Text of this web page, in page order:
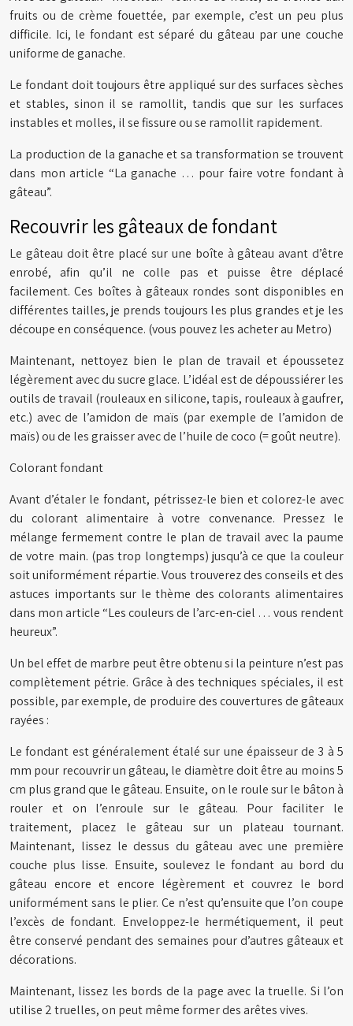
fruits ou de crème fouettée, par exemple, c’est un peu plus
difficile. Ici, le fondant est séparé du gâteau par une couche
uniforme de ganache.
Le fondant doit toujours être appliqué sur des surfaces sèches
et stables, sinon il se ramollit, tandis que sur les surfaces
instables et molles, il se fissure ou se ramollit rapidement.
La production de la ganache et sa transformation se trouvent
dans mon article “La ganache … pour faire votre fondant à
gâteau”.
Recouvrir les gâteaux de fondant
Le gâteau doit être placé sur une boîte à gâteau avant d’être
enrobé, afin qu’il ne colle pas et puisse être déplacé
facilement. Ces boîtes à gâteaux rondes sont disponibles en
différentes tailles, je prends toujours les plus grandes et je les
découpe en conséquence. (vous pouvez les acheter au Metro)
Maintenant, nettoyez bien le plan de travail et époussetez
légèrement avec du sucre glace. L’idéal est de dépoussiérer les
outils de travail (rouleaux en silicone, tapis, rouleaux à gaufrer,
etc.) avec de l’amidon de maïs (par exemple de l’amidon de
maïs) ou de les graisser avec de l’huile de coco (= goût neutre).
Colorant fondant
Avant d’étaler le fondant, pétrissez-le bien et colorez-le avec
du colorant alimentaire à votre convenance. Pressez le
mélange fermement contre le plan de travail avec la paume
de votre main. (pas trop longtemps) jusqu’à ce que la couleur
soit uniformément répartie. Vous trouverez des conseils et des
astuces importants sur le thème des colorants alimentaires
dans mon article “Les couleurs de l’arc-en-ciel … vous rendent
heureux”.
Un bel effet de marbre peut être obtenu si la peinture n’est pas
complètement pétrie. Grâce à des techniques spéciales, il est
possible, par exemple, de produire des couvertures de gâteaux
rayées :
Le fondant est généralement étalé sur une épaisseur de 3 à 5
mm pour recouvrir un gâteau, le diamètre doit être au moins 5
cm plus grand que le gâteau. Ensuite, on le roule sur le bâton à
rouler et on l’enroule sur le gâteau. Pour faciliter le
traitement, placez le gâteau sur un plateau tournant.
Maintenant, lissez le dessus du gâteau avec une première
couche plus lisse. Ensuite, soulevez le fondant au bord du
gâteau encore et encore légèrement et couvrez le bord
uniformément sans le plier. Ce n’est qu’ensuite que l’on coupe
l’excès de fondant. Enveloppez-le hermétiquement, il peut
être conservé pendant des semaines pour d’autres gâteaux et
décorations.
Maintenant, lissez les bords de la page avec la truelle. Si l’on
utilise 2 truelles, on peut même former des arêtes vives.